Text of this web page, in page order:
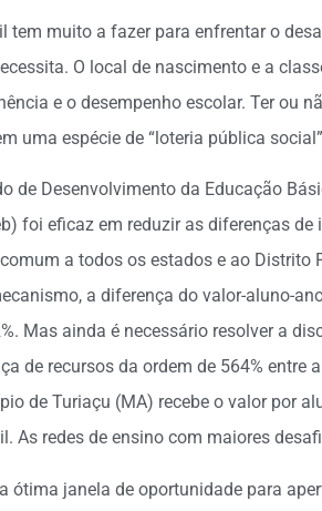
tem muito a fazer para enfrentar o
O local de nascimento e a
e o desempenho escolar. Ter ou
uma espécie de “loteria pública
de Desenvolvimento da Educação
foi eficaz em reduzir as diferenças
a todos os estados e ao Distrito
a diferença do valor-aluno-
Mas ainda é necessário resolver a
de recursos da ordem de 564%
de Turiaçu (MA) recebe o valor por
As redes de ensino com maiores
ótima janela de oportunidade para